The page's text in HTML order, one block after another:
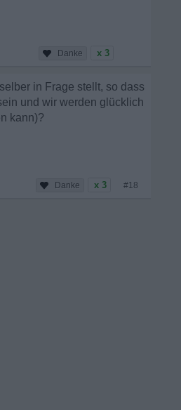
x 3
in Frage stellt, so dass
und wir werden glücklich
kann)?
x 3 #18